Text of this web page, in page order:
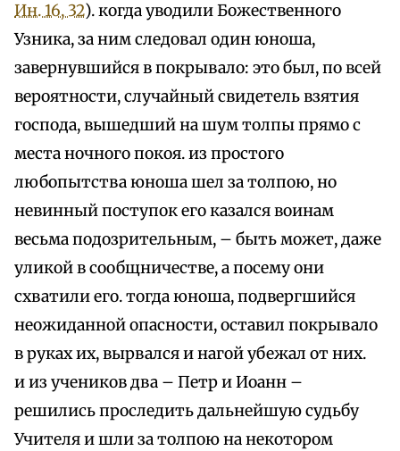
Ин. 16, 32). когда уводили Божественного
Узника, за ним следовал один юноша,
завернувшийся в покрывало: это был, по всей
вероятности, случайный свидетель взятия
господа, вышедший на шум толпы прямо с
места ночного покоя. из простого
любопытства юноша шел за толпою, но
невинный поступок его казался воинам
весьма подозрительным, – быть может, даже
уликой в сообщничестве, а посему они
схватили его. тогда юноша, подвергшийся
неожиданной опасности, оставил покрывало
в руках их, вырвался и нагой убежал от них.
и из учеников два – Петр и Иоанн –
решились проследить дальнейшую судьбу
Учителя и шли за толпою на некотором